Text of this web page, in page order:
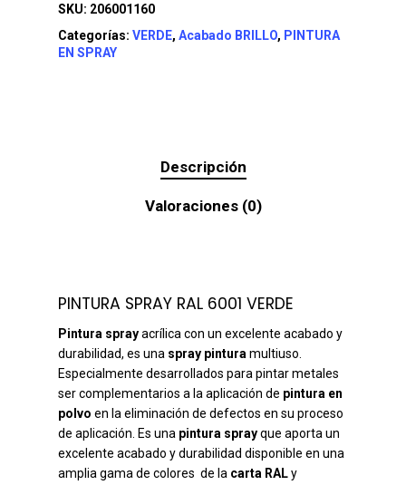
SKU: 206001160
Categorías: VERDE, Acabado BRILLO, PINTURA
EN SPRAY
Descripción
Valoraciones (0)
PINTURA SPRAY RAL 6001 VERDE
Pintura sprayacrílica con un excelente acabado y
durabilidad, es una spray pinturamultiuso.
Especialmente desarrollados para pintar metales
ser complementarios a la aplicación de pintura en
polvo en la eliminación de defectos en su proceso
de aplicación. Es una pintura sprayque aporta un
excelente acabado y durabilidad disponible en una
amplia gama de colores de la carta RALy